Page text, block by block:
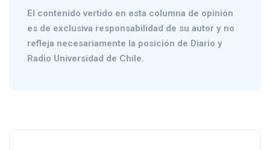
El contenido vertido en esta columna de opinión
es de exclusiva responsabilidad de su autor y no
refleja necesariamente la posición de Diario y
Radio Universidad de Chile.